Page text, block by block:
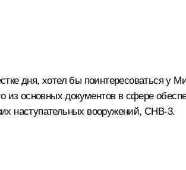
дня, хотел бы поинтересоваться у
основных документов в сфере
наступательных вооружений, СНВ‑3.